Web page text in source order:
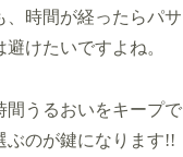
、時間が経ったらパサ
けたいですよね。
間うるおいをキープで
ぶのが鍵になります!!